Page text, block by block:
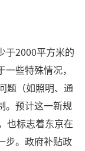
于2000平方米的
些特殊情况，
题（如照明、通
。预计这一新规
也标志着东京在
步。政府补贴政